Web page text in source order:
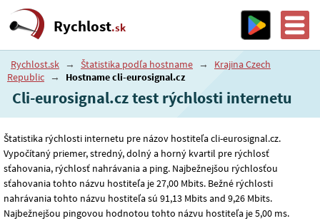
Rychlost.sk
Rychlost.sk → Štatistika podľa hostname →
Krajina Czech
Republic → Hostname cli-eurosignal.cz
Cli-eurosignal.cz test rýchlosti internetu
Štatistika rýchlosti internetu pre názov hostiteľa cli-eurosignal.cz.
Vypočítaný priemer, stredný, dolný a horný kvartil pre rýchlosť
sťahovania, rýchlosť nahrávania a ping. Najbežnejšou rýchlosťou
sťahovania tohto názvu hostiteľa je 27,00 Mbits. Bežné rýchlosti
nahrávania tohto názvu hostiteľa sú 91,13 Mbits and 9,26 Mbits.
Najbežnejšou pingovou hodnotou tohto názvu hostiteľa je 5,00 ms.